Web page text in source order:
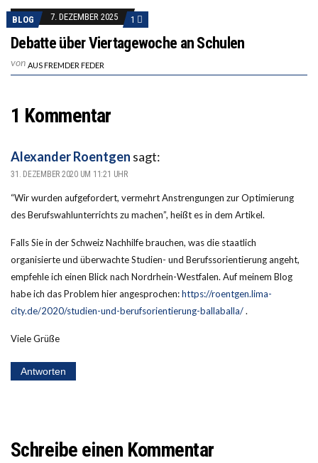
BLOG 7. DEZEMBER 2025 1
Debatte über Viertagewoche an Schulen
von AUS FREMDER FEDER
1 Kommentar
Alexander Roentgen sagt:
31. DEZEMBER 2020 UM 11:21 UHR
“Wir wurden aufgefordert, vermehrt Anstrengungen zur Optimierung
des Berufswahlunterrichts zu machen”, heißt es in dem Artikel.
Falls Sie in der Schweiz Nachhilfe brauchen, was die staatlich
organisierte und überwachte Studien- und Berufssorientierung angeht,
empfehle ich einen Blick nach Nordrhein-Westfalen. Auf meinem Blog
habe ich das Problem hier angesprochen:https://roentgen.lima-
city.de/2020/studien-und-berufsorientierung-ballaballa/.
Viele Grüße
Antworten
Schreibe einen Kommentar